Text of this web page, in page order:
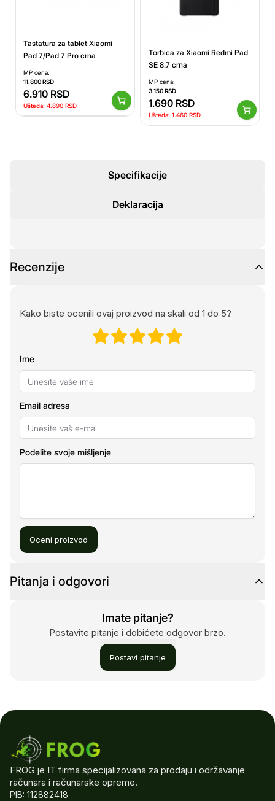
Tastatura za tablet Xiaomi
Pad 7/Pad 7 Pro crna
MP cena:
11.800RSD
6.910 RSD
Ušteda: 4.890 RSD
Torbica za Xiaomi Redmi Pad
SE 8.7 crna
MP cena:
3.150RSD
1.690 RSD
Ušteda: 1.460 RSD
Specifikacije
Deklaracija
Recenzije
Kako biste ocenili ovaj proizvod na skali od 1 do 5?
Ime
Email adresa
Podelite svoje mišljenje
Oceni proizvod
Pitanja i odgovori
Imate pitanje?
Postavite pitanje i dobićete odgovor brzo.
Postavi pitanje
FROG je IT firma specijalizovana za prodaju i održavanje
računara i računarske opreme.
PIB: 112882418